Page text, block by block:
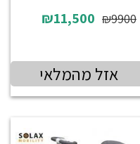
₪11,500 ₪9900
אזל מהמלאי